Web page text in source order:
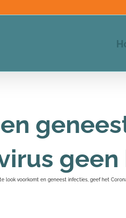
geen
look voorkomt en geneest infecties, geef het